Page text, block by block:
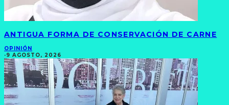
ANTIGUA FORMA DE CONSERVACIÓN DE CARNE
OPINIÓN
·9 AGOSTO, 2026